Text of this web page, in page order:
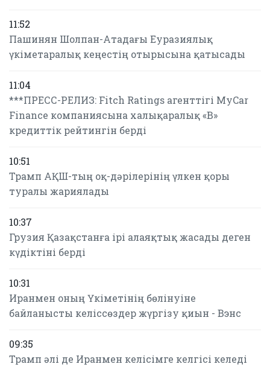
11:52
Пашинян Шолпан-Атадағы Еуразиялық
үкіметаралық кеңестің отырысына қатысады
11:04
***ПРЕСС-РЕЛИЗ: Fitch Ratings агенттігі MyCar
Finance компаниясына халықаралық «B»
кредиттік рейтингін берді
10:51
Трамп АҚШ-тың оқ-дәрілерінің үлкен қоры
туралы жариялады
10:37
Грузия Қазақстанға ірі алаяқтық жасады деген
күдіктіні берді
10:31
Иранмен оның Үкіметінің бөлінуіне
байланысты келіссөздер жүргізу қиын - Вэнс
09:35
Трамп әлі де Иранмен келісімге келгісі келеді